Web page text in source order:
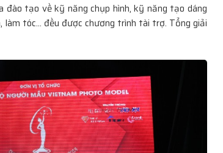
đào tạo về kỹ năng chụp hình, kỹ năng tạo dáng
tóc... đều được chương trình tài trợ. Tổng giải